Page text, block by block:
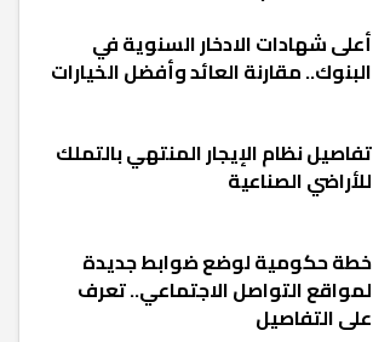
أعلى شهادات الادخار السنوية في
البنوك.. مقارنة العائد وأفضل الخيارات
تفاصيل نظام الإيجار المنتهي بالتملك
للأراضي الصناعية
خطة حكومية لوضع ضوابط جديدة
لمواقع التواصل الاجتماعي.. تعرف
على التفاصيل